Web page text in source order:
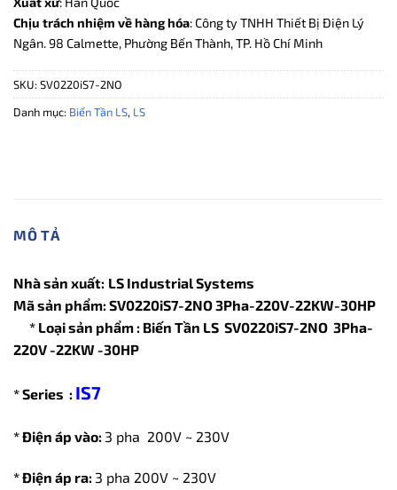
Chịu trách nhiệm về hàng hóa: Công ty TNHH Thiết Bị Điện Lý
Ngân. 98 Calmette, Phường Bến Thành, TP. Hồ Chí Minh
SKU: SV0220iS7-2NO
Danh mục: Biến Tần LS, LS
MÔ TẢ
Nhà sản xuất: LS Industrial Systems
Mã sản phẩm: SV0220iS7-2NO 3Pha-220V-22KW-30HP
* Loại sản phẩm : Biến Tần LS SV0220iS7-2NO 3Pha-
220V -22KW -30HP
* Series : IS7
* Điện áp vào: 3 pha 200V ~ 230V
* Điện áp ra: 3 pha 200V ~ 230V